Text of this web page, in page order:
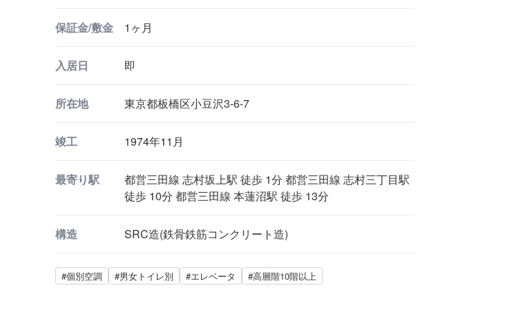
保証金/敷金 1ヶ月
入居日 即
所在地 東京都板橋区小豆沢3-6-7
竣工 1974年11月
最寄り駅
都営三田線 志村坂上駅 徒歩 1分 都営三田線 志村三丁目駅
徒歩 10分 都営三田線 本蓮沼駅 徒歩 13分
構造 SRC造(鉄骨鉄筋コンクリート造)
#個別空調 #男女トイレ別 #エレベータ #高層階10階以上